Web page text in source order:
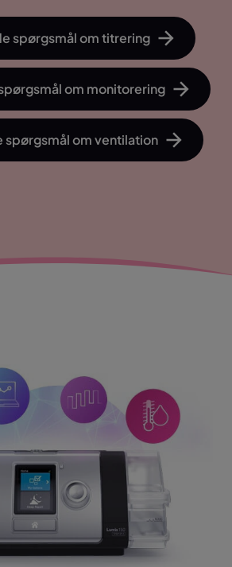
spørgsmål om titrering
om monitorering
spørgsmål om ventilation